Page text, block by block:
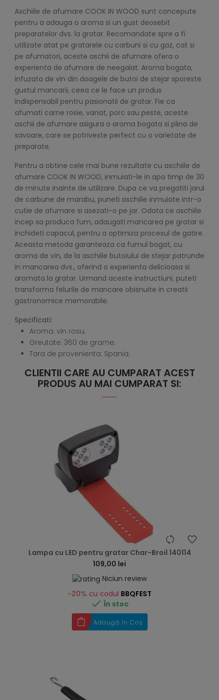
Aschiile de afumare COOK IN WOOD sunt concepute
pentru a adauga o aroma si un gust deosebit
preparatelor dvs. la gratar. Recomandate spre a fi
utilizate atat pe gratarele cu carbuni si cu gaz, cat si
pe afumatori, aceste aschii de afumare ofera o
experienta de afumare de neegalat. Aroma bogata,
infuzata de vin din doagele de butoi de stejar sporeste
gustul mancarii, ceea ce le face un produs
indispensabil pentru pasionatii de gratar. Fie ca
afumati carne rosie, vanat, porc sau peste, aceste
aschii de afumare asigura o aroma bogata si plina de
savoare, care se potriveste perfect cu o varietate de
preparate.
Pentru a obtine cele mai bune rezultate cu aschiile de
afumare COOK IN WOOD, inmuiati-le in apa timp de 30
de minute inainte de utilizare. Dupa ce va pregatiti jarul
de carbune de marabu, puneti aschiile inmuiate intr-o
cutie de afumare si asezati-o pe jar. Odata ce aschiile
incep sa produca fum, adaugati mancarea pe gratar si
inchideti capacul, pentru a optimiza procesul de gatire.
Aceasta metoda garanteaza ca fumul bogat, cu
aroma de vin, de la aschiile butoiului de stejar patrunde
in mancarea dvs., oferind o experienta delicioasa si
aromata la gratar. Urmand aceste instructiuni, puteti
transforma felurile de mancare obisnuite in creatii
gastronomice memorabile.
Specificati:
Aroma: vin rosu;
Greutate: 360 de grame;
Tara de provenienta: Spania.
CLIENTII CARE AU CUMPARAT ACEST
PRODUS AU MAI CUMPARAT SI:
Lampa cu LED pentru gratar Char-Broil 140114
109,00 lei
Niciun review
-20% cu codul BBQFEST
 În stoc
Adaugă în Coș